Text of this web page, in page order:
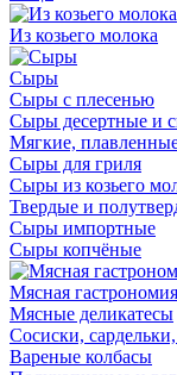
Из козьего молока
Сыры
Сыры с плесенью
Сыры десертные и
Мягкие,
Сыры для гриля
Сыры из козьего
Твердые и
Сыры импортные
Сыры копчёные
Мясная гастрономия
Мясные деликатесы
Сосиски,
Вареные колбасы